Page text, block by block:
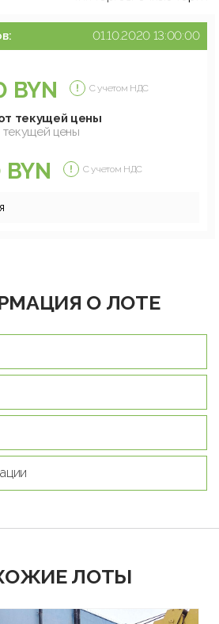
01.10.2020 13:00:00
BYN С учетом НДС
текущей цены
цены
С учетом НДС
О ЛОТЕ
ЛОТЫ